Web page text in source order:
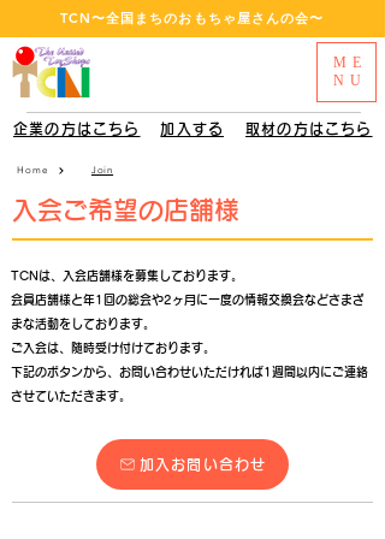
​TCN〜全国まちのおもちゃ屋さんの会〜
企業の方はこちら 加入する 取材の方はこちら
ME
NU
Home Join
​入会ご希望の店舗様
TCNは、入会店舗様を募集しております。​
​会員店舗様と年1回の総会や2ヶ月に一度の情報交換会などさまざ
まな活動をしております。
​ご入会は、随時受け付けております。
下記のボタンから、お問い合わせいただければ1週間以内にご連絡
させていただきます。
加入お問い合わせ